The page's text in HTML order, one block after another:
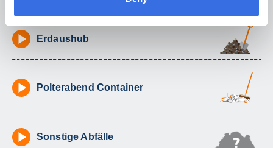
Erdaushub
Polterabend Container
Sonstige Abfälle